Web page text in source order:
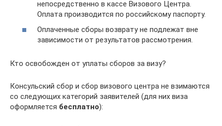
непосредственно в кассе Визового Центра.
Оплата производится по российскому паспорту.
Оплаченные сборы возврату не подлежат вне
зависимости от результатов рассмотрения.
Кто освобожден от уплаты сборов за визу?
Консульский сбор и сбор визового центра не взимаются
со следующих категорий заявителей (для них виза
оформляется бесплатно):